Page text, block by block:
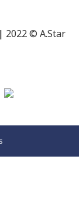
| 2022 © A.Star